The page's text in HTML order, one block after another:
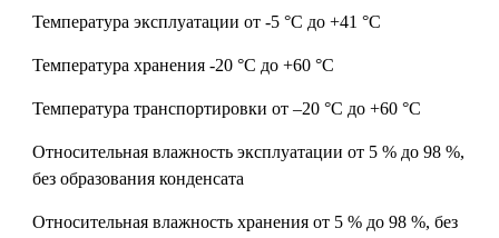
Температура эксплуатацииот -5 °С до +41 °С
Температура хранения-20 °С до +60 °С
Температура транспортировкиот –20 °С до +60 °С
Относительная влажность эксплуатацииот 5 % до 98 %,
без образования конденсата
Относительная влажность храненияот 5 % до 98 %, без